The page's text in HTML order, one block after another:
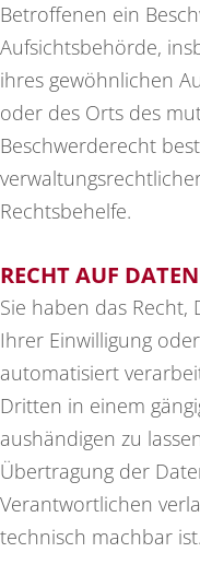
Betroffenen ein
Aufsichtsbehörde,
ihres gewöhnlichen
oder des Orts des
Beschwerderecht
Rechtsbehelfe.
RECHT AUF
Sie haben das Recht,
Ihrer Einwilligung
automatisiert
Dritten in einem
aushändigen zu
Übertragung der
Verantwortlichen
technisch machbar ist.